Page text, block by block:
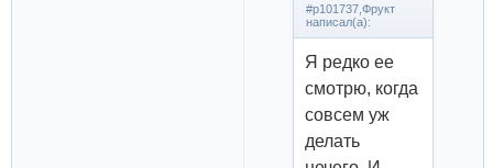
#p101737,Фрукт
написал(а):
Я редко ее
смотрю, когда
совсем уж
делать